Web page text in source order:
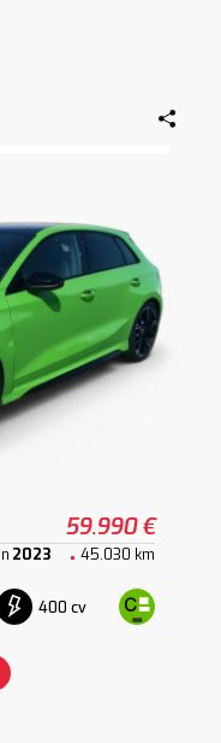
59.990 €
2023 45.030 km
400 cv